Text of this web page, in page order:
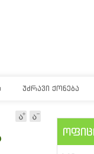
ᲣᲫᲠᲐᲕᲘ ᲥᲝᲜᲔᲑᲐ